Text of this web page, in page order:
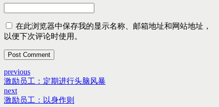
在此浏览器中保存我的显示名称、邮箱地址和网站地址，
以便下次评论时使用。
Post Comment
previous
激励员工：定期进行头脑风暴
next
激励员工：以身作则